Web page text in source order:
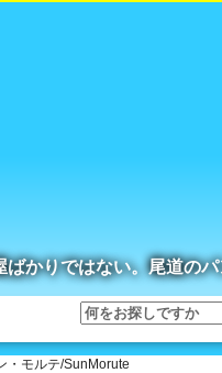
かりではない。尾道の
・モルテ/SunMorute